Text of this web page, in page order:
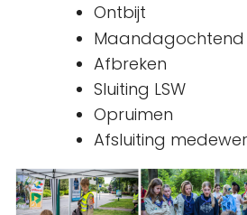
Ontbijt
Afbreken
Sluiting LSW
Opruimen
Afsluiting